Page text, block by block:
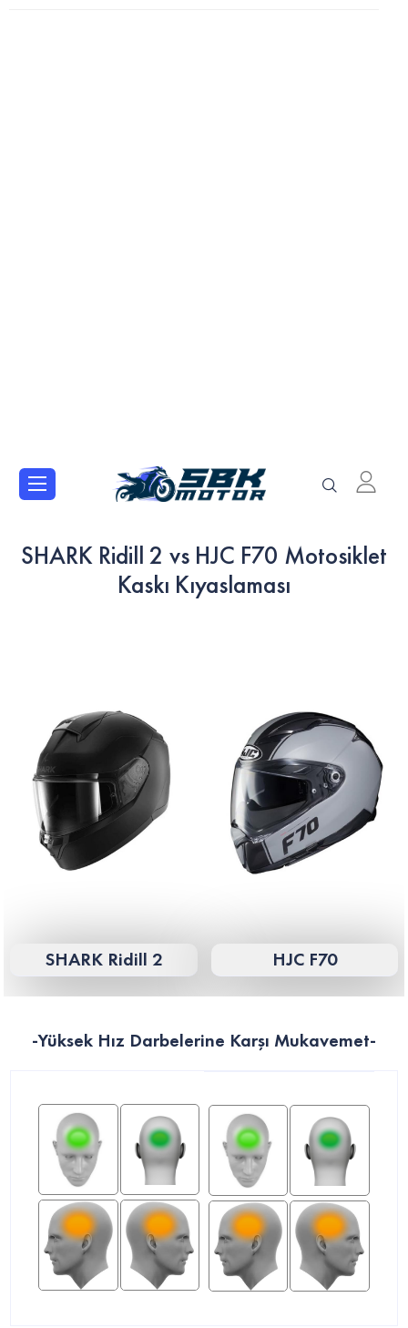
SHARK Ridill 2 vs HJC F70 Motosiklet
Kaskı Kıyaslaması
SHARK Ridill 2 HJC F70
-Yüksek Hız Darbelerine Karşı Mukavemet-